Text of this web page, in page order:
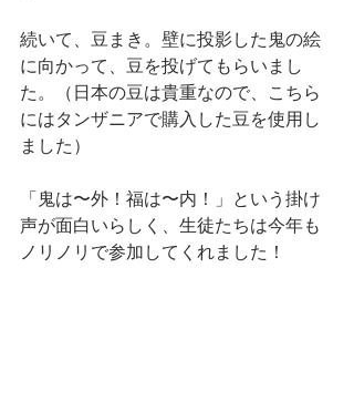
続いて、豆まき。壁に投影した鬼の絵
に向かって、豆を投げてもらいまし
た。（日本の豆は貴重なので、こちら
にはタンザニアで購入した豆を使用し
ました）
「鬼は〜外！福は〜内！」という掛け
声が面白いらしく、生徒たちは今年も
ノリノリで参加してくれました！